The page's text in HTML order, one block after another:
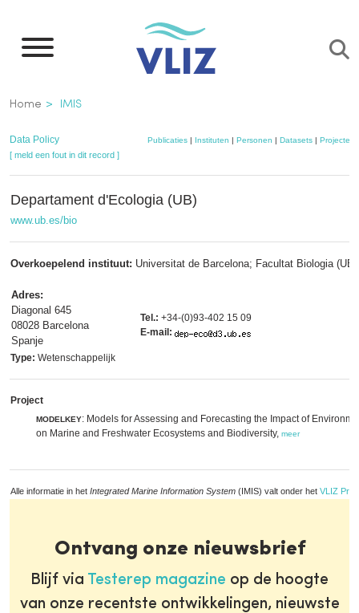
naar
inhoud
gaan
Kruimelpad
Home IMIS
Data Policy Publicaties| Instituten | Personen | Datasets| Projecten
[ meld een fout in dit record ]
Departament d'Ecologia (UB)
www.ub.es/bio
Overkoepelend instituut: Universitat de Barcelona; Facultat Biologia (UB)
Adres:
Diagonal 645
08028 Barcelona
Spanje
Tel.: +34-(0)93-402 15 09
E-mail:
Type: Wetenschappelijk
Project
MODELKEY: Models for Assessing and Forecasting the Impact of
on Marine and Freshwater Ecosystems and Biodiversity, meer
Alle informatie in het Integrated Marine Information System (IMIS) valt onder het VLIZ
Ontvang onze nieuwsbrief
Blijf via Testerep magazine op de hoogte
van onze recentste ontwikkelingen, nieuwste